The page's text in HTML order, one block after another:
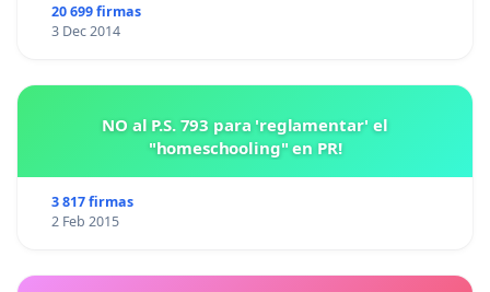
20 699 firmas
3 Dec 2014
NO al P.S. 793 para 'reglamentar' el
"homeschooling" en PR!
3 817 firmas
2 Feb 2015